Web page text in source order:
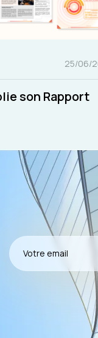
25/06/
son Rapport